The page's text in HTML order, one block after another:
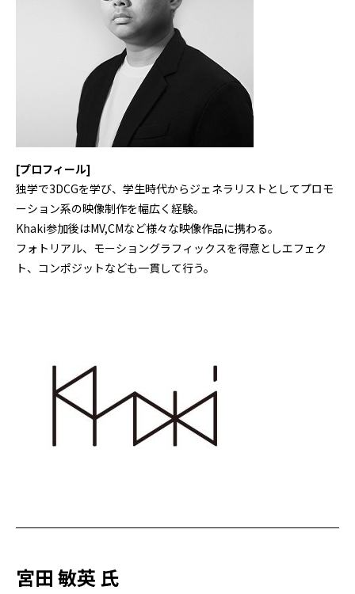
[プロフィール]
独学で3DCGを学び、学生時代からジェネラリストとしてプロモ
ーション系の映像制作を幅広く経験。
Khaki参加後はMV,CMなど様々な映像作品に携わる。
フォトリアル、モーショングラフィックスを得意としエフェク
ト、コンポジットなども一貫して行う。
宮田 敏英 氏